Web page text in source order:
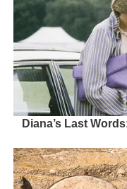
Diana’s Last